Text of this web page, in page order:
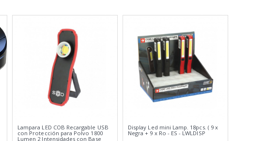
Lampara LED COB Recargable USB
con Protección para Polvo 1800
Lumen 2 Intensidades con Base
Display Led mini Lamp. 18pcs. ( 9 x
Negra + 9 x Ro - ES - LWLDISP